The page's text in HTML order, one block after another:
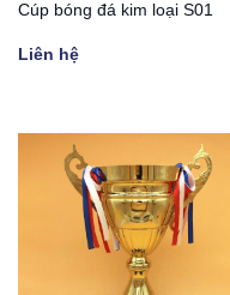
Cúp bóng đá kim loại S01
Liên hệ